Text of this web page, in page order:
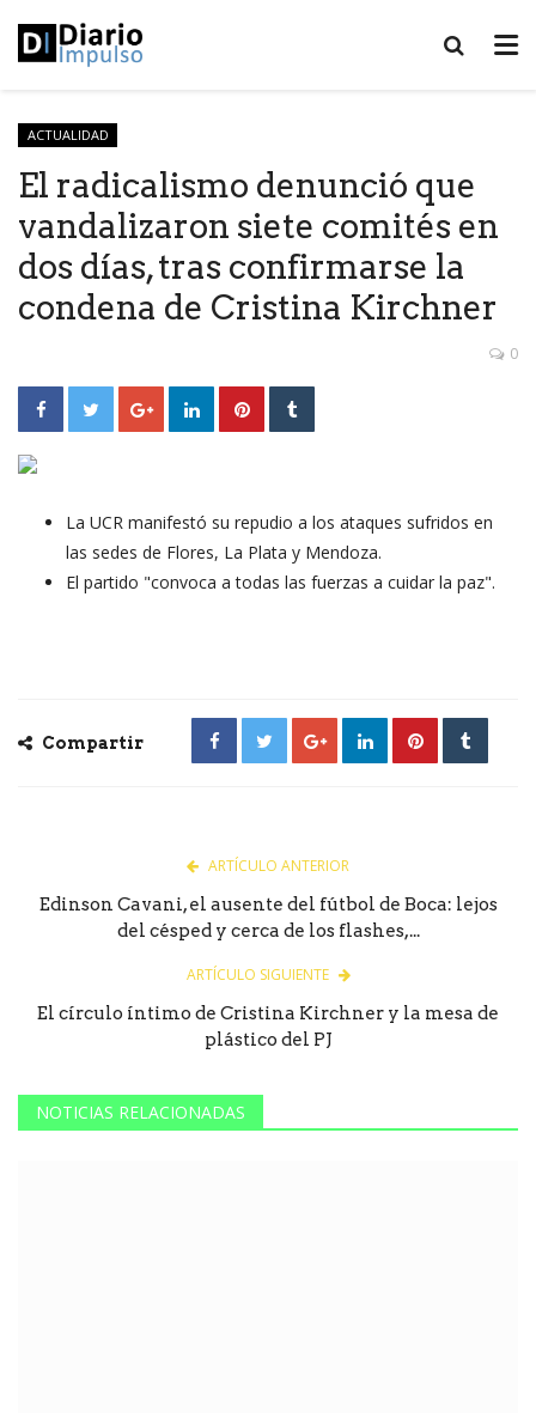
ACTUALIDAD
El radicalismo denunció que
vandalizaron siete comités en
dos días, tras confirmarse la
condena de Cristina Kirchner
0
La UCR manifestó su repudio a los ataques sufridos en
las sedes de Flores, La Plata y Mendoza.
El partido "convoca a todas las fuerzas a cuidar la paz".
Compartir
ARTÍCULO ANTERIOR
Edinson Cavani, el ausente del fútbol de Boca: lejos
del césped y cerca de los flashes,...
ARTÍCULO SIGUIENTE
El círculo íntimo de Cristina Kirchner y la mesa de
plástico del PJ
NOTICIAS RELACIONADAS